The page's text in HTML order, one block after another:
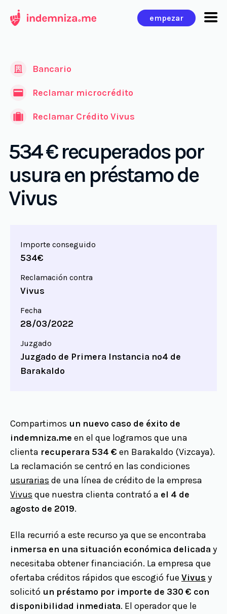
empezar
Bancario
Reclamar microcrédito
Reclamar Crédito Vivus
534 € recuperados por
usura en préstamo de
Vivus
Importe conseguido
534€
Reclamación contra
Vivus
Fecha
28/03/2022
Juzgado
Juzgado de Primera Instancia nº4 de
Barakaldo
Compartimos un nuevo caso de éxito de
indemniza.me en el que logramos que una
clienta recuperara 534 € en Barakaldo (Vizcaya).
La reclamación se centró en las condiciones
usurarias de una línea de crédito de la empresa
Vivus que nuestra clienta contrató a el 4 de
agosto de 2019.
Ella recurrió a este recurso ya que se encontraba
inmersa en una situación económica delicada y
necesitaba obtener financiación. La empresa que
ofertaba créditos rápidos que escogió fue Vivus y
solicitó un préstamo por importe de 330 € con
disponibilidad inmediata. El operador que le